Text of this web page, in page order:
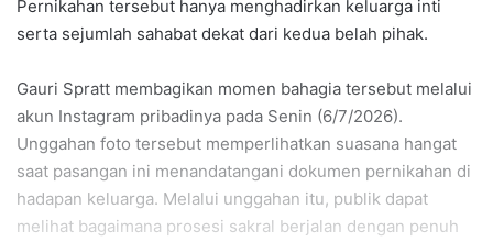
Pernikahan tersebut hanya menghadirkan keluarga inti
serta sejumlah sahabat dekat dari kedua belah pihak.
Gauri Spratt membagikan momen bahagia tersebut melalui
akun Instagram pribadinya pada Senin (6/7/2026).
Unggahan foto tersebut memperlihatkan suasana hangat
saat pasangan ini menandatangani dokumen pernikahan di
hadapan keluarga. Melalui unggahan itu, publik dapat
melihat bagaimana prosesi sakral berjalan dengan penuh